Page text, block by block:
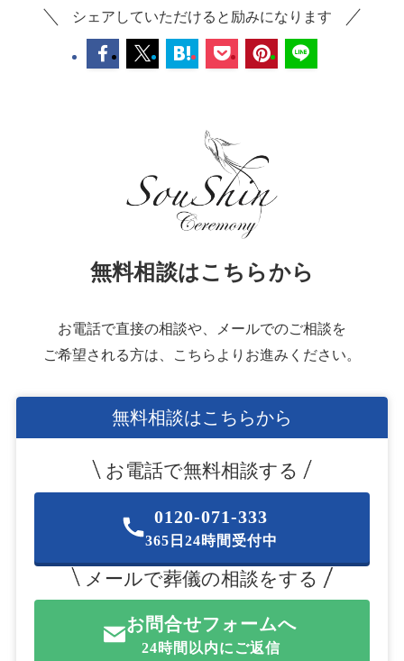
シェアしていただけると励みになります
無料相談はこちらから
お電話で直接の相談や、メールでのご相談を
ご希望される方は、こちらよりお進みください。
無料相談はこちらから
お電話で無料相談する
0120-071-333
365日24時間受付中
メールで葬儀の相談をする
お問合せフォームへ
24時間以内にご返信